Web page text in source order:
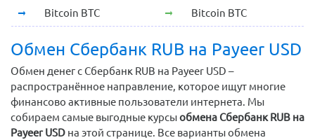
Bitcoin BTC Bitcoin BTC
Обмен Сбербанк RUB на Payeer USD
Обмен денег с Сбербанк RUB на Payeer USD –
распространённое направление, которое ищут многие
финансово активные пользователи интернета. Мы
собираем самые выгодные курсыобмена Сбербанк RUB на
Payeer USD на этой странице. Все варианты обмена